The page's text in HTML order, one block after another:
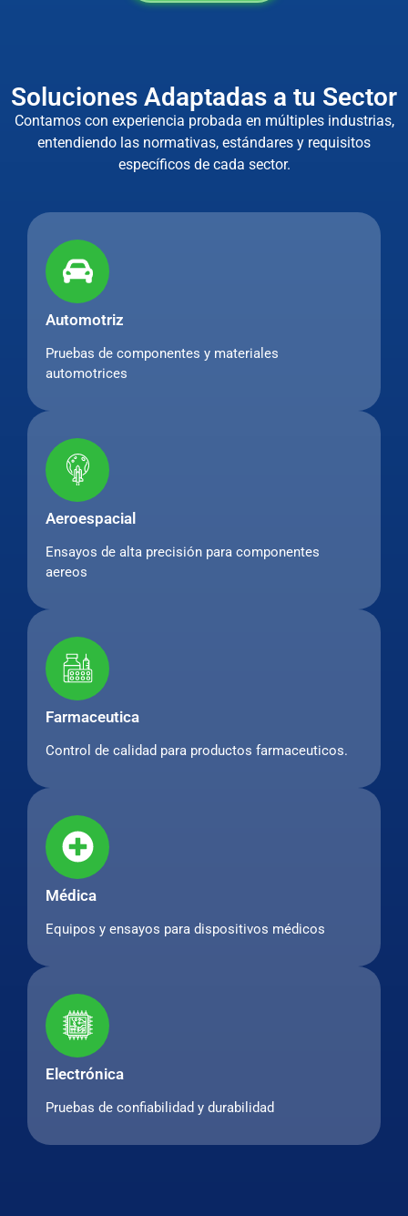
Soluciones Adaptadas a tu Sector
Contamos con experiencia probada en múltiples industrias,
entendiendo las normativas, estándares y requisitos
específicos de cada sector.
Automotriz
Pruebas de componentes y materiales
automotrices
Aeroespacial
Ensayos de alta precisión para componentes
aereos
Farmaceutica
Control de calidad para productos farmaceuticos.
Médica
Equipos y ensayos para dispositivos médicos
Electrónica
Pruebas de confiabilidad y durabilidad